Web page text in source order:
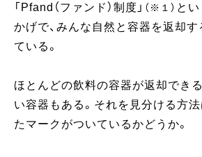
「Pfand（ファンド）制度」 （※１） と
かげで、みんな自然と容器を返却
ている。
ほとんどの飲料の容器が返却でき
い容器もある。それを見分ける方法
たマークがついているかどうか。